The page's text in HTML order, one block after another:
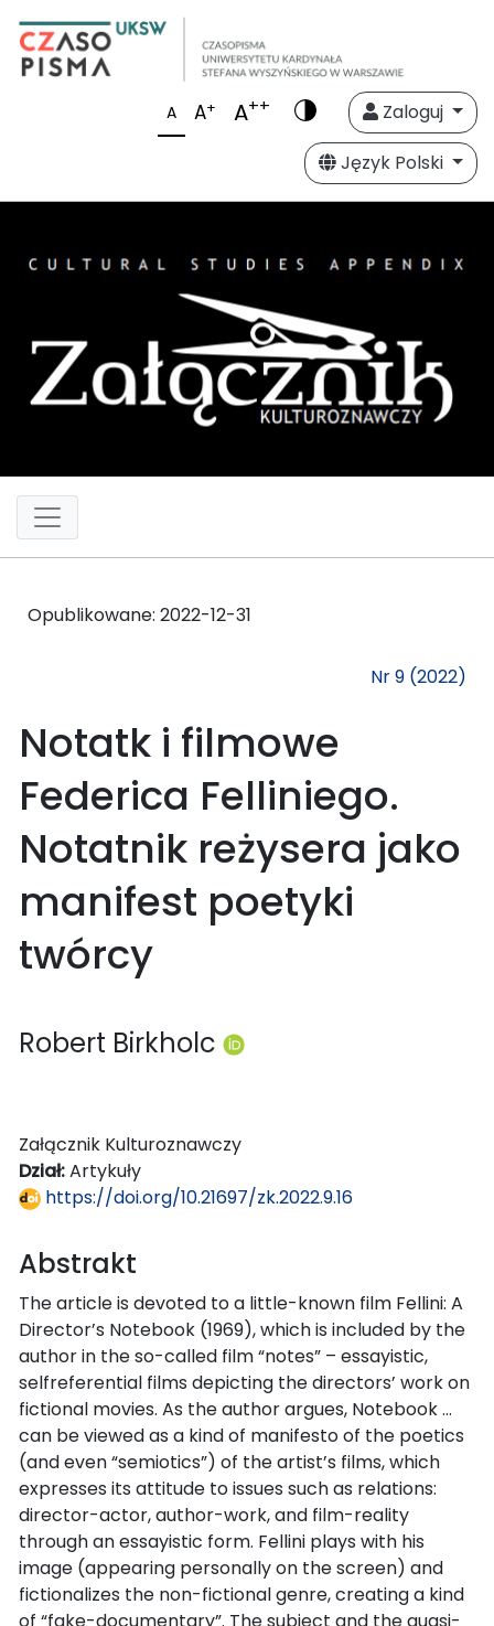
A A+ A++
Zaloguj
Język Polski
Opublikowane: 2022-12-31
Nr 9 (2022)
Notatk i filmowe
Federica Felliniego.
Notatnik reżysera jako
manifest poetyki
twórcy
Robert Birkholc
Załącznik Kulturoznawczy
Dział:Artykuły
https://doi.org/10.21697/zk.2022.9.16
Abstrakt
The article is devoted to a little-known film Fellini: A
Director’s Notebook (1969), which is included by the
author in the so-called film “notes” – essayistic,
selfreferential films depicting the directors’ work on
fictional movies. As the author argues, Notebook …
can be viewed as a kind of manifesto of the poetics
(and even “semiotics”) of the artist’s films, which
expresses its attitude to issues such as relations:
director-actor, author-work, and film-reality
through an essayistic form. Fellini plays with his
image (appearing personally on the screen) and
fictionalizes the non-fictional genre, creating a kind